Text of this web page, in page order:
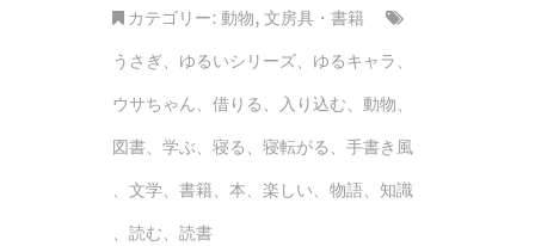
カテゴリー: 動物, 文房具・書籍
うさぎ、 ゆるいシリーズ、 ゆるキャラ 、
ウサちゃん、 借りる 、 入り込む、 動物、
図書、 学ぶ、 寝る 、 寝転がる 、 手書き風
、 文学、 書籍、 本、 楽しい、 物語、 知識
、 読む、 読書